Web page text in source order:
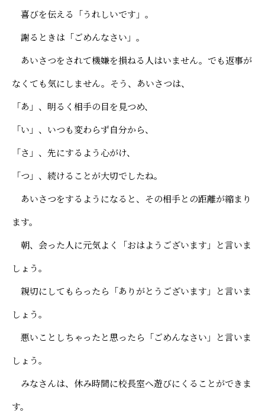
喜びを伝える「うれしいです」。
謝るときは「ごめんなさい」。
あいさつをされて機嫌を損ねる人はいません。でも返事が
なくても気にしません。そう、あいさつは、
「あ」、明るく相手の目を見つめ、
「い」、いつも変わらず自分から、
「さ」、先にするよう心がけ、
「つ」、続けることが大切でしたね。
あいさつをするようになると、その相手との距離が縮まり
ます。
朝、会った人に元気よく「おはようございます」と言いま
しょう。
親切にしてもらったら「ありがとうございます」と言いま
しょう。
悪いことしちゃったと思ったら「ごめんなさい」と言いま
しょう。
みなさんは、休み時間に校長室へ遊びにくることができま
す。